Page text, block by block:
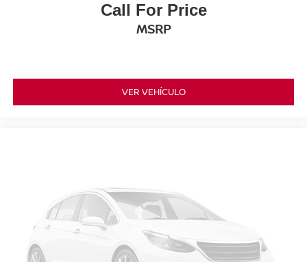
Call For Price
MSRP
VER VEHÍCULO